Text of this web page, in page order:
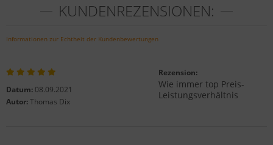
KUNDENREZENSIONEN:
Informationen zur Echtheit der Kundenbewertungen
Datum: 08.09.2021
Autor:Thomas Dix
Rezension:
Wie immer top Preis-
Leistungsverhältnis